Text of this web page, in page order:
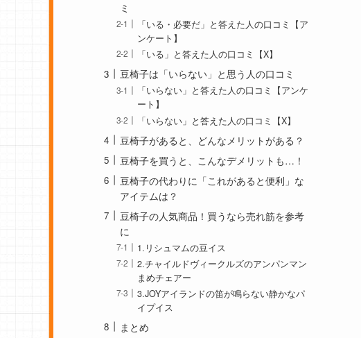
ミ
「いる・必要だ」と答えた人の口コミ【ア
ンケート】
「いる」と答えた人の口コミ【X】
豆椅子は「いらない」と思う人の口コミ
「いらない」と答えた人の口コミ【アンケ
ート】
「いらない」と答えた人の口コミ【X】
豆椅子があると、どんなメリットがある？
豆椅子を買うと、こんなデメリットも…！
豆椅子の代わりに「これがあると便利」な
アイテムは？
豆椅子の人気商品！買うなら売れ筋を参考
に
1.リシュマムの豆イス
2.チャイルドヴィークルズのアンパンマン
まめチェアー
3.JOYアイランドの笛が鳴らない静かなパ
イプイス
まとめ